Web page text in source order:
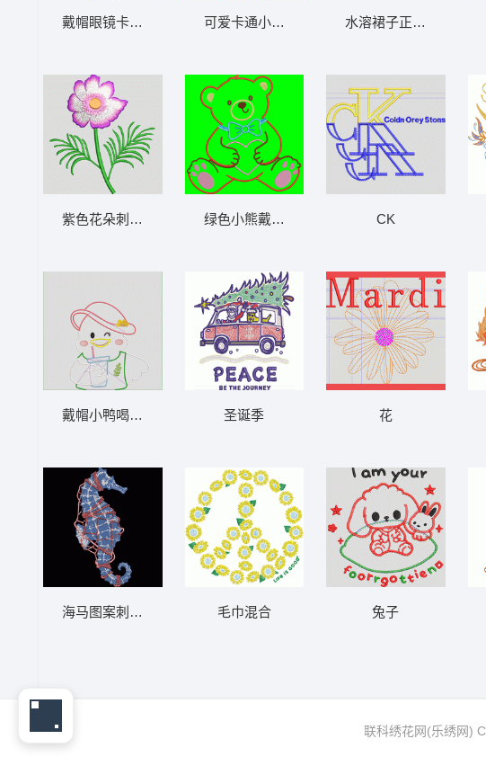
戴帽眼镜卡通人物 贴布人物公仔
紫色花朵刺绣图案 苏绣花朵
戴帽小鸭喝饮料 吸管鸭- 贴布
海马图案刺绣设计 海马
可爱卡通小熊刺绣图案 图案反复分割
绿色小熊戴蝴蝶结
圣诞季
毛巾混合
水溶裙子正背面
CK
花
兔子
联科绣花网(乐绣网)